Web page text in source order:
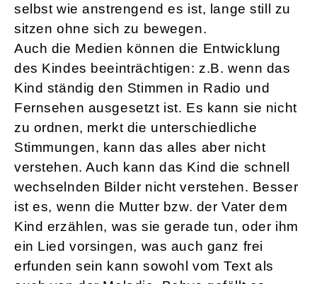
selbst wie anstrengend es ist, lange still zu
sitzen ohne sich zu bewegen.
Auch die Medien können die Entwicklung
des Kindes beeinträchtigen: z.B. wenn das
Kind ständig den Stimmen in Radio und
Fernsehen ausgesetzt ist. Es kann sie nicht
zu ordnen, merkt die unterschiedliche
Stimmungen, kann das alles aber nicht
verstehen. Auch kann das Kind die schnell
wechselnden Bilder nicht verstehen. Besser
ist es, wenn die Mutter bzw. der Vater dem
Kind erzählen, was sie gerade tun, oder ihm
ein Lied vorsingen, was auch ganz frei
erfunden sein kann sowohl vom Text als